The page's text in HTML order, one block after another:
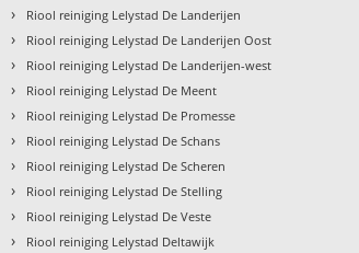
› Riool reiniging Lelystad De Landerijen
› Riool reiniging Lelystad De Landerijen Oost
› Riool reiniging Lelystad De Landerijen-west
› Riool reiniging Lelystad De Meent
› Riool reiniging Lelystad De Promesse
› Riool reiniging Lelystad De Schans
› Riool reiniging Lelystad De Scheren
› Riool reiniging Lelystad De Stelling
› Riool reiniging Lelystad De Veste
› Riool reiniging Lelystad Deltawijk